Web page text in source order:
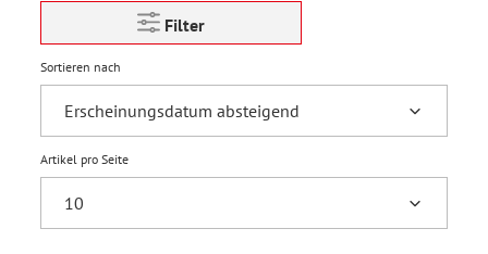
Filter
Sortieren nach
Artikel pro Seite